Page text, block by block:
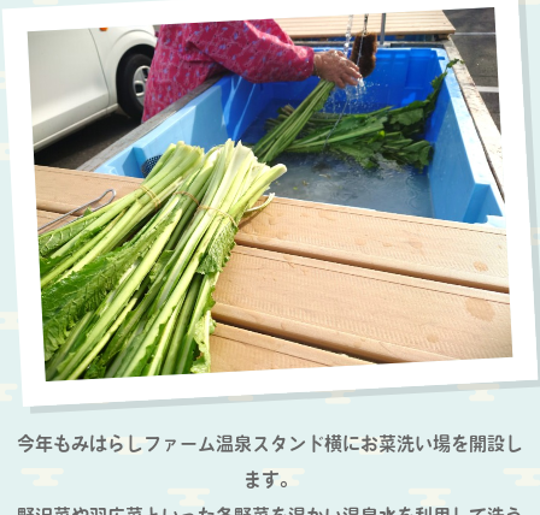
今年もみはらしファーム温泉スタンド横にお菜洗い場を開設し
ます。